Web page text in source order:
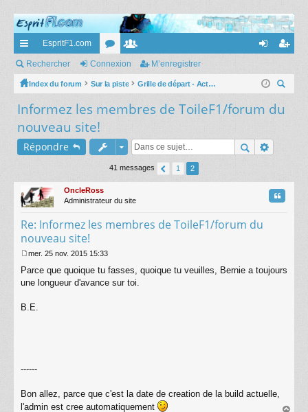
cc
ès
ra
pi
de
EspritF1.com
or
u
m
e
m
br
ne
xi
nr
eg
Rechercher Connexion M’enregistrer
Index du forum Sur la piste
Grille de départ - Actus et commentaires
her
Informez les membres de ToileF1/forum du
nouveau site!
Répondre
41 messages 1 2
OncleRoss
Administrateur du site
Re: Informez les membres de ToileF1/forum du
nouveau site!
Citation
e
s
a
g
mer. 25 nov. 2015 15:33
Parce que quoique tu fasses, quoique tu veuilles, Bernie a toujours
une longueur d'avance sur toi.
B.E.
------
Bon allez, parce que c'est la date de creation de la build actuelle,
l'admin est cree automatiquement